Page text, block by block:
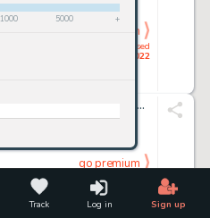
Track Log in Sign up
1000 5000 +
closed
11/06/2022
go premium
BOULE ET BILL, BILL EST MABOUL, album enrichi d'un...
11/06/2022
go premium